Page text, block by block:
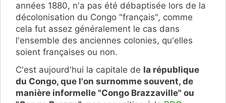
années 1880, n'a pas été débaptisée lors de la
décolonisation du Congo "français", comme
cela fut assez généralement le cas dans
l'ensemble des anciennes colonies, qu'elles
soient françaises ou non.
C'est aujourd'hui la capitale de la république
du Congo, que l'on surnomme souvent, de
manière informelle "Congo Brazzaville" ou